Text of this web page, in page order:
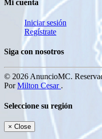
Mi cuenta
Iniciar sesión
Regístrate
Siga con nosotros
© 2026 AnuncioMC.
PorMilton Cesar .
Seleccione su región
× Close